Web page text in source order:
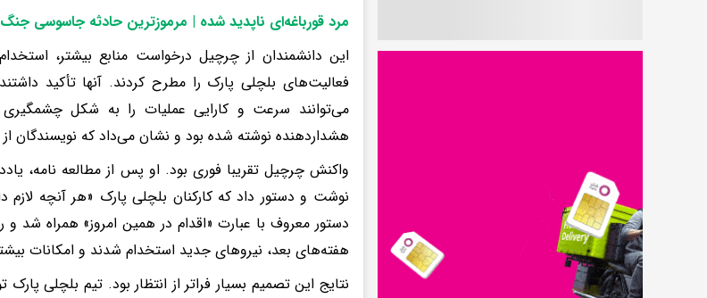
مرد قورباغه‌ای ناپدید شده | مرموزترین حادثه جاسوسی
این دانشمندان از چرچیل درخواست منابع بیشتر،
فعالیت‌های بلچلی پارک را مطرح کردند. آنها تأکید
می‌توانند سرعت و کارایی عملیات را به شکل چشمگیری
هشداردهنده نوشته شده بود و نشان می‌داد که نویسندگان
واکنش چرچیل تقریبا فوری بود. او پس از مطالعه نامه،
نوشت و دستور داد که کارکنان بلچلی پارک «هر آنچه لازم
دستور معروف با عبارت «اقدام در همین امروز» همراه شد
هفته‌های بعد، نیروهای جدید استخدام شدند و امکانات
نتایج این تصمیم بسیار فراتر از انتظار بود. تیم بلچلی